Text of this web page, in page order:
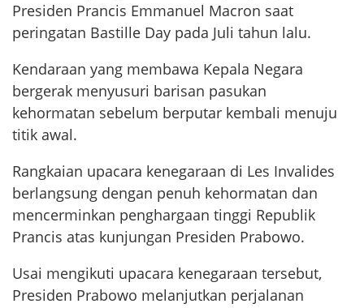
Presiden Prancis Emmanuel Macron saat
peringatan Bastille Day pada Juli tahun lalu.
Kendaraan yang membawa Kepala Negara
bergerak menyusuri barisan pasukan
kehormatan sebelum berputar kembali menuju
titik awal.
Rangkaian upacara kenegaraan di Les Invalides
berlangsung dengan penuh kehormatan dan
mencerminkan penghargaan tinggi Republik
Prancis atas kunjungan Presiden Prabowo.
Usai mengikuti upacara kenegaraan tersebut,
Presiden Prabowo melanjutkan perjalanan